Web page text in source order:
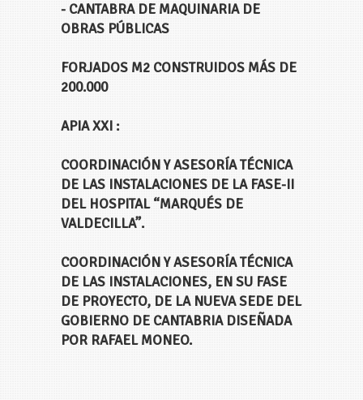
- CANTABRA DE MAQUINARIA DE
OBRAS PÚBLICAS
FORJADOS M2 CONSTRUIDOS MÁS DE
200.000
APIA XXI :
COORDINACIÓN Y ASESORÍA TÉCNICA
DE LAS INSTALACIONES DE LA FASE-II
DEL HOSPITAL “MARQUÉS DE
VALDECILLA”.
COORDINACIÓN Y ASESORÍA TÉCNICA
DE LAS INSTALACIONES, EN SU FASE
DE PROYECTO, DE LA NUEVA SEDE DEL
GOBIERNO DE CANTABRIA DISEÑADA
POR RAFAEL MONEO.